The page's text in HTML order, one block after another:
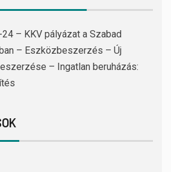
– KKV pályázat a Szabad
– Eszközbeszerzés – Új
– Ingatlan beruházás: